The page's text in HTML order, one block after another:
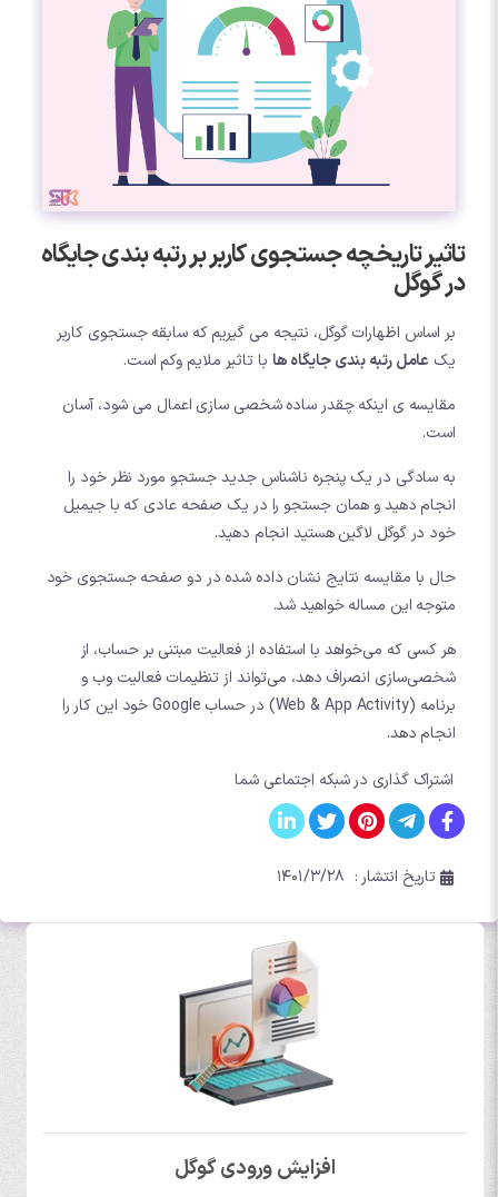
تاثیر تاریخچه جستجوی کاربر بر رتبه بندی جایگاه
در گوگل
بر اساس اظهارات گوگل، نتیجه می گیریم که سابقه جستجوی کاربر
یک عامل رتبه بندی جایگاه ها با تاثیر ملایم وکم است.
مقایسه ی اینکه چقدر ساده شخصی سازی اعمال می شود، آسان
است.
به سادگی در یک پنجره ناشناس جدید جستجو مورد نظر خود را
انجام دهید و همان جستجو را در یک صفحه عادی که با جیمیل
خود در گوگل لاگین هستید انجام دهید.
حال با مقایسه نتایج نشان داده شده در دو صفحه جستجوی خود
متوجه این مساله خواهید شد.
هر کسی که می‌خواهد با استفاده از فعالیت مبتنی بر حساب، از
شخصی‌سازی انصراف دهد، می‌تواند از تنظیمات فعالیت وب و
برنامه (Web & App Activity) در
حساب Google
خود این کار را
انجام دهد.
اشتراک گذاری در شبکه اجتماعی شما
تاریخ انتشار : ۱۴۰۱/۳/۲۸
افزایش ورودی گوگل